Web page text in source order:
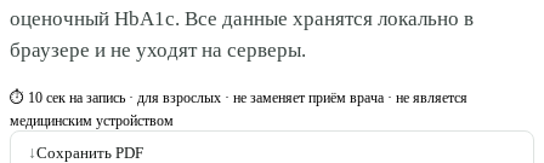
оценочный HbA1c. Все данные хранятся локально в
браузере и не уходят на серверы.
⏱ 10 сек на запись · для взрослых · не заменяет приём врача · не является
медицинским устройством
↓Сохранить PDF